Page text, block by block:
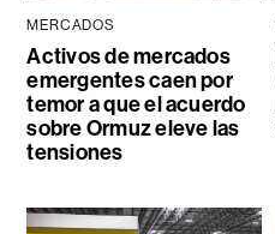
MERCADOS
Activos de mercados
emergentes caen por
temor a que el acuerdo
sobre Ormuz eleve las
tensiones